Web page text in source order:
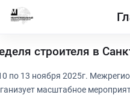
строителя в
по 13 ноября 2025г.
масштабное